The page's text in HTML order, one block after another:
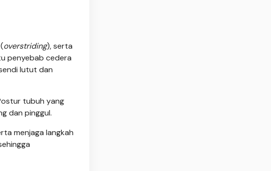
overstriding), serta
penyebab cedera
lutut dan
tubuh yang
dan pinggul.
menjaga langkah